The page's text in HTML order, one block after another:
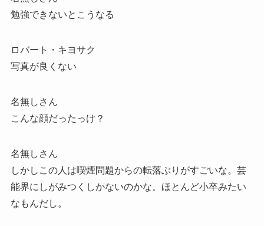
勉強できないとこうなる
ロバート・キヨサク
写真が良くない
名無しさん
こんな顔だったっけ？
名無しさん
しかしこの人は喫煙問題からの転落ぶりがすごいな。芸
能界にしがみつくしかないのかな。ほとんど小卒みたい
なもんだし。